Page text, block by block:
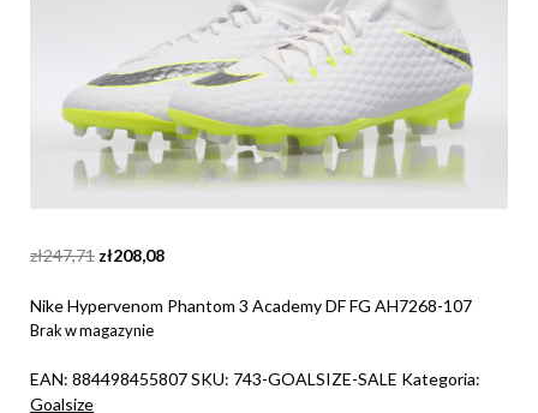
zł247,71 Original
was:
zł247,71.
zł208,08Current
is:
Nike Hypervenom Phantom 3 Academy DF FG AH7268-107
Brak w magazynie
EAN: 884498455807SKU: 743-GOALSIZE-SALE Kategoria:
Goalsize